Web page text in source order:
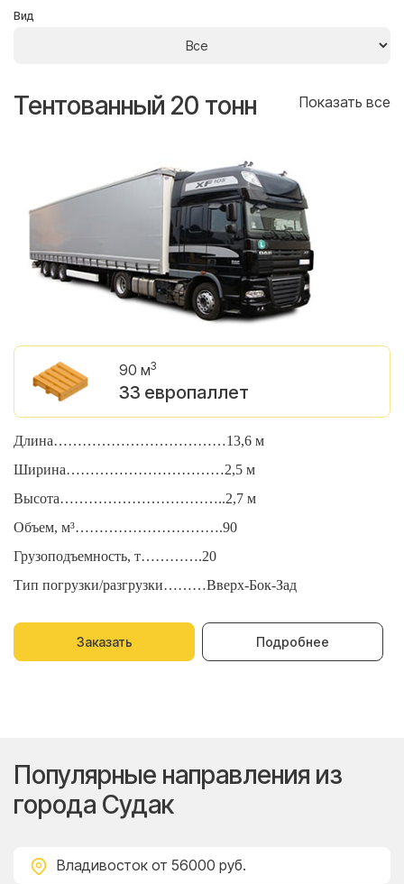
Вид
Тентованный 20 тонн Показать все
90 м3
33 европаллет
Длина………………………………13,6 м
Ширина……………………………2,5 м
Высота……………………………..2,7 м
Объем, м³………………………….90
Грузоподъемность, т………….20
Тип погрузки/разгрузки………Вверх-Бок-Зад
Заказать Подробнее
Популярные направления из
города Судак
Владивосток от 56000 руб.